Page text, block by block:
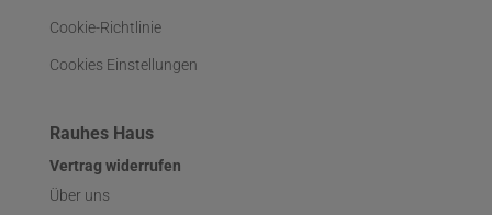
Cookie-Richtlinie
Cookies Einstellungen
Rauhes Haus
Vertrag widerrufen
Über uns